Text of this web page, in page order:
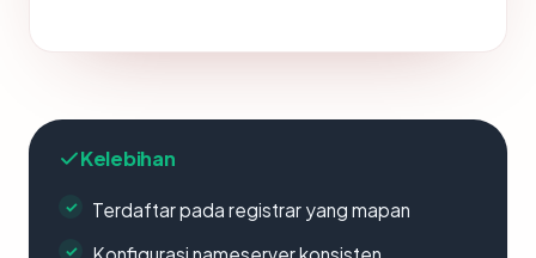
Kelebihan
Terdaftar pada registrar yang mapan